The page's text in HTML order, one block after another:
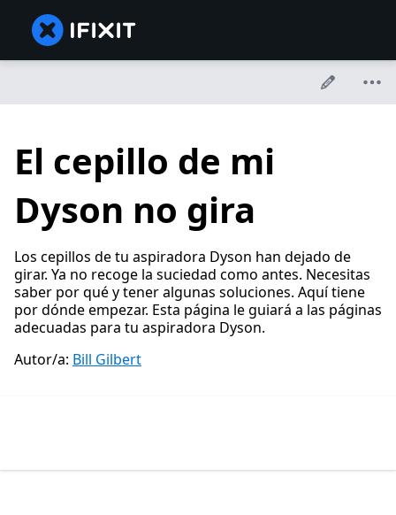
El cepillo de mi
Dyson no gira
Los cepillos de tu aspiradora Dyson han dejado de
girar. Ya no recoge la suciedad como antes. Necesitas
saber por qué y tener algunas soluciones. Aquí tiene
por dónde empezar. Esta página le guiará a las páginas
adecuadas para tu aspiradora Dyson.
Autor/a: Bill Gilbert